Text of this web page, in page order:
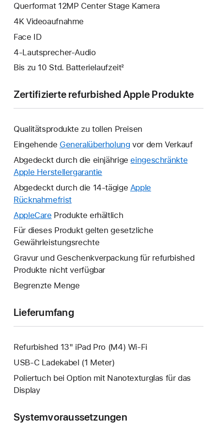
Querformat 12MP Center Stage Kamera
4K Video­aufnahme
Face ID
4‑Lautsprecher-Audio
Bis zu 10 Std. Batterielaufzeit²
Zertifizierte refurbished Apple Produkte
Qualitätsprodukte zu tollen Preisen
Eingehende Generalüberholung vor dem Verkauf
Abgedeckt durch die einjährige eingeschränkte
Apple Herstellergarantie
neues
geöffnet.
Abgedeckt durch die 14-tägige Apple
RücknahmefristEin
neues
wird
geöffnet.
AppleCare Ein
neues
Fenster
geöffnet.
Produkte erhältlich
Für dieses Produkt gelten gesetzliche
Gewährleistungsrechte
Gravur und Geschenkverpackung für refurbished
Produkte nicht verfügbar
Begrenzte Menge
Lieferumfang
Refurbished 13" iPad Pro (M4) Wi‑Fi
USB‑C Ladekabel (1 Meter)
Poliertuch bei Option mit Nanotexturglas für das
Display
Systemvoraussetzungen